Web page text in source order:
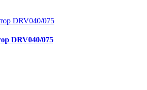
DRV040/075